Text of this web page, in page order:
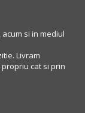
si in mediul
Livram
cat si prin